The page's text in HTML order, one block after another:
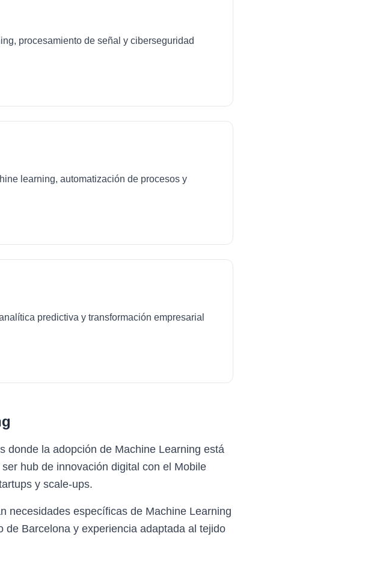
procesamiento de señal y ciberseguridad
learning, automatización de procesos y
predictiva y transformación empresarial
donde la adopción de Machine Learning está
hub de innovación digital con el Mobile
y scale-ups.
necesidades específicas de Machine Learning
Barcelona y experiencia adaptada al tejido